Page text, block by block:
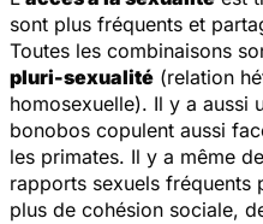
sont plus fréquents et
Toutes les combinaisons
pluri-sexualité (relation
homosexuelle). Il y a aussi
bonobos copulent aussi
les primates. Il y a même
rapports sexuels fréquents
plus de cohésion sociale,